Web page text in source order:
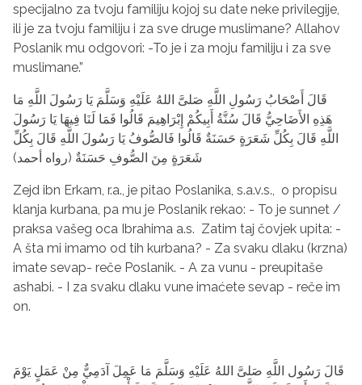
specijalno za tvoju familiju kojoj su date neke privilegije,
ili je za tvoju familiju i za sve druge muslimane? Allahov
Poslanik mu odgovori: -To je i za moju familiju i za sve
muslimane.”
قَالَ أَصْحَابُ رَسُولِ اللَّهِ صَلىَّ اللهُ عَلَيْهِ وَسَلَّمَ يَا رَسُولَ اللَّهِ مَا
هَذِهِ الأَضَاحِيُّ قَالَ سُنَّةُ أَبِيكُمْ إِبْرَاهِيمَ قَالُوا فَمَا لَنَا فِيهَا يَا رَسُولَ
اللَّهِ قَالَ بِكُلِّ شَعَرَةٍ حَسَنَةٌ قَالُوا فَالصُّوفُ يَا رَسُولَ اللَّهِ قَالَ بِكُلِّ
شَعَرَةٍ مِنَ الصُّوفِ حَسَنَةٌ (رواه أحمد)
Zejd ibn Erkam, r.a., je pitao Poslanika, s.a.v.s., o propisu
klanja kurbana, pa mu je Poslanik rekao: - To je sunnet /
praksa vašeg oca Ibrahima a.s. Zatim taj čovjek upita: -
A šta mi imamo od tih kurbana? - Za svaku dlaku (krzna)
imate sevap- reče Poslanik. - A za vunu - preupitaše
ashabi. - I za svaku dlaku vune imaćete sevap - reče im
on.
قَالَ رَسُول اللَّهِ صَلىَّ اللهُ عَلَيْهِ وَسَلَّمَ مَا عَمِلَ آدَمِيٌّ مِنْ عَمَلٍ يَوْمَ